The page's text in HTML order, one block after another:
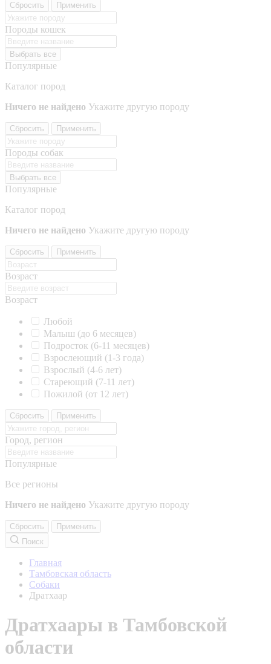
Сбросить Применить
Породы кошек
Выбрать все
Популярные
Каталог пород
Ничего не найдено Укажите другую породу
Сбросить Применить
Породы собак
Выбрать все
Популярные
Каталог пород
Ничего не найдено Укажите другую породу
Сбросить Применить
Возраст
Возраст
Любой
Малыш (до 6 месяцев)
Подросток (6-11 месяцев)
Взрослеющий (1-3 года)
Взрослый (4-6 лет)
Стареющий (7-11 лет)
Пожилой (от 12 лет)
Сбросить Применить
Город, регион
Популярные
Все регионы
Ничего не найдено Укажите другую породу
Сбросить
Применить
Поиск
Главная
Тамбовская область
Собаки
Дратхаар
Дратхаары в Тамбовской
области